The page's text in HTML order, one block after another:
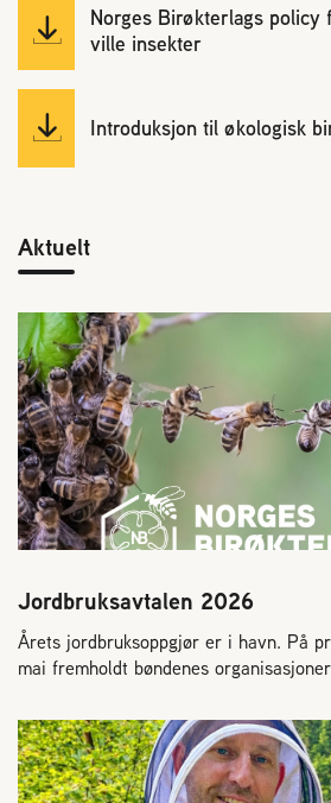
Norges Birøkterlags
ville insekter
Introduksjon til økologisk
Aktuelt
Jordbruksavtalen 2026
Årets jordbruksoppgjør er i havn. På
mai fremholdt bøndenes